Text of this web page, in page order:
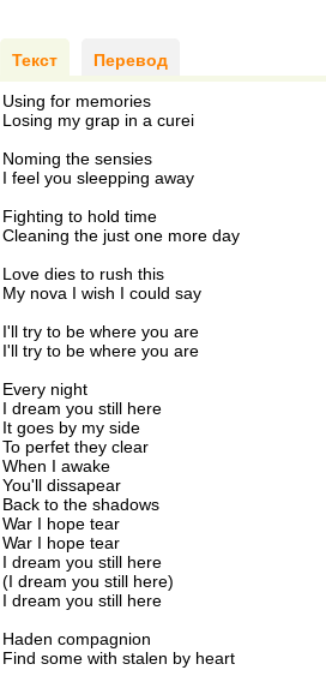
Текст Перевод
Using for memories
Losing my grap in a curei
Noming the sensies
I feel you sleepping away
Fighting to hold time
Cleaning the just one more day
Love dies to rush this
My nova I wish I could say
I'll try to be where you are
I'll try to be where you are
Every night
I dream you still here
It goes by my side
To perfet they clear
When I awake
You'll dissapear
Back to the shadows
War I hope tear
War I hope tear
I dream you still here
(I dream you still here)
I dream you still here
Haden compagnion
Find some with stalen by heart